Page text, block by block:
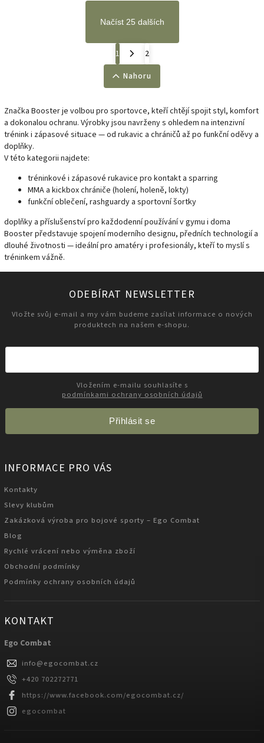
Načíst 25 dalších
1
2
Nahoru
Značka Booster je volbou pro sportovce, kteří chtějí spojit styl, komfort
a dokonalou ochranu. Výrobky jsou navrženy s ohledem na intenzivní
trénink i zápasové situace — od rukavic a chráničů až po funkční oděvy a
doplňky.
V této kategorii najdete:
tréninkové i zápasové rukavice pro kontakt a sparring
MMA a kickbox chrániče (holení, holeně, lokty)
funkční oblečení, rashguardy a sportovní šortky
doplňky a příslušenství pro každodenní používání v gymu i doma
Booster představuje spojení moderního designu, předních technologií a
dlouhé životnosti — ideální pro amatéry i profesionály, kteří to myslí s
tréninkem vážně.
ODEBÍRAT NEWSLETTER
Vložte svůj e-mail a my vám budeme zasílat informace o nových
produktech na našem e-shopu.
podmínkami ochrany osobních údajů
Přihlásit se
INFORMACE PRO VÁS
Kontakty
Slevy klubům
Zakázková výroba pro bojové sporty – Ego Combat
Blog
Rychlé vrácení nebo výměna zboží
Obchodní podmínky
Podmínky ochrany osobních údajů
KONTAKT
Ego Combat
info@egocombat.cz
+420 702272771
https://www.facebook.com/egocombat.cz/
egocombat